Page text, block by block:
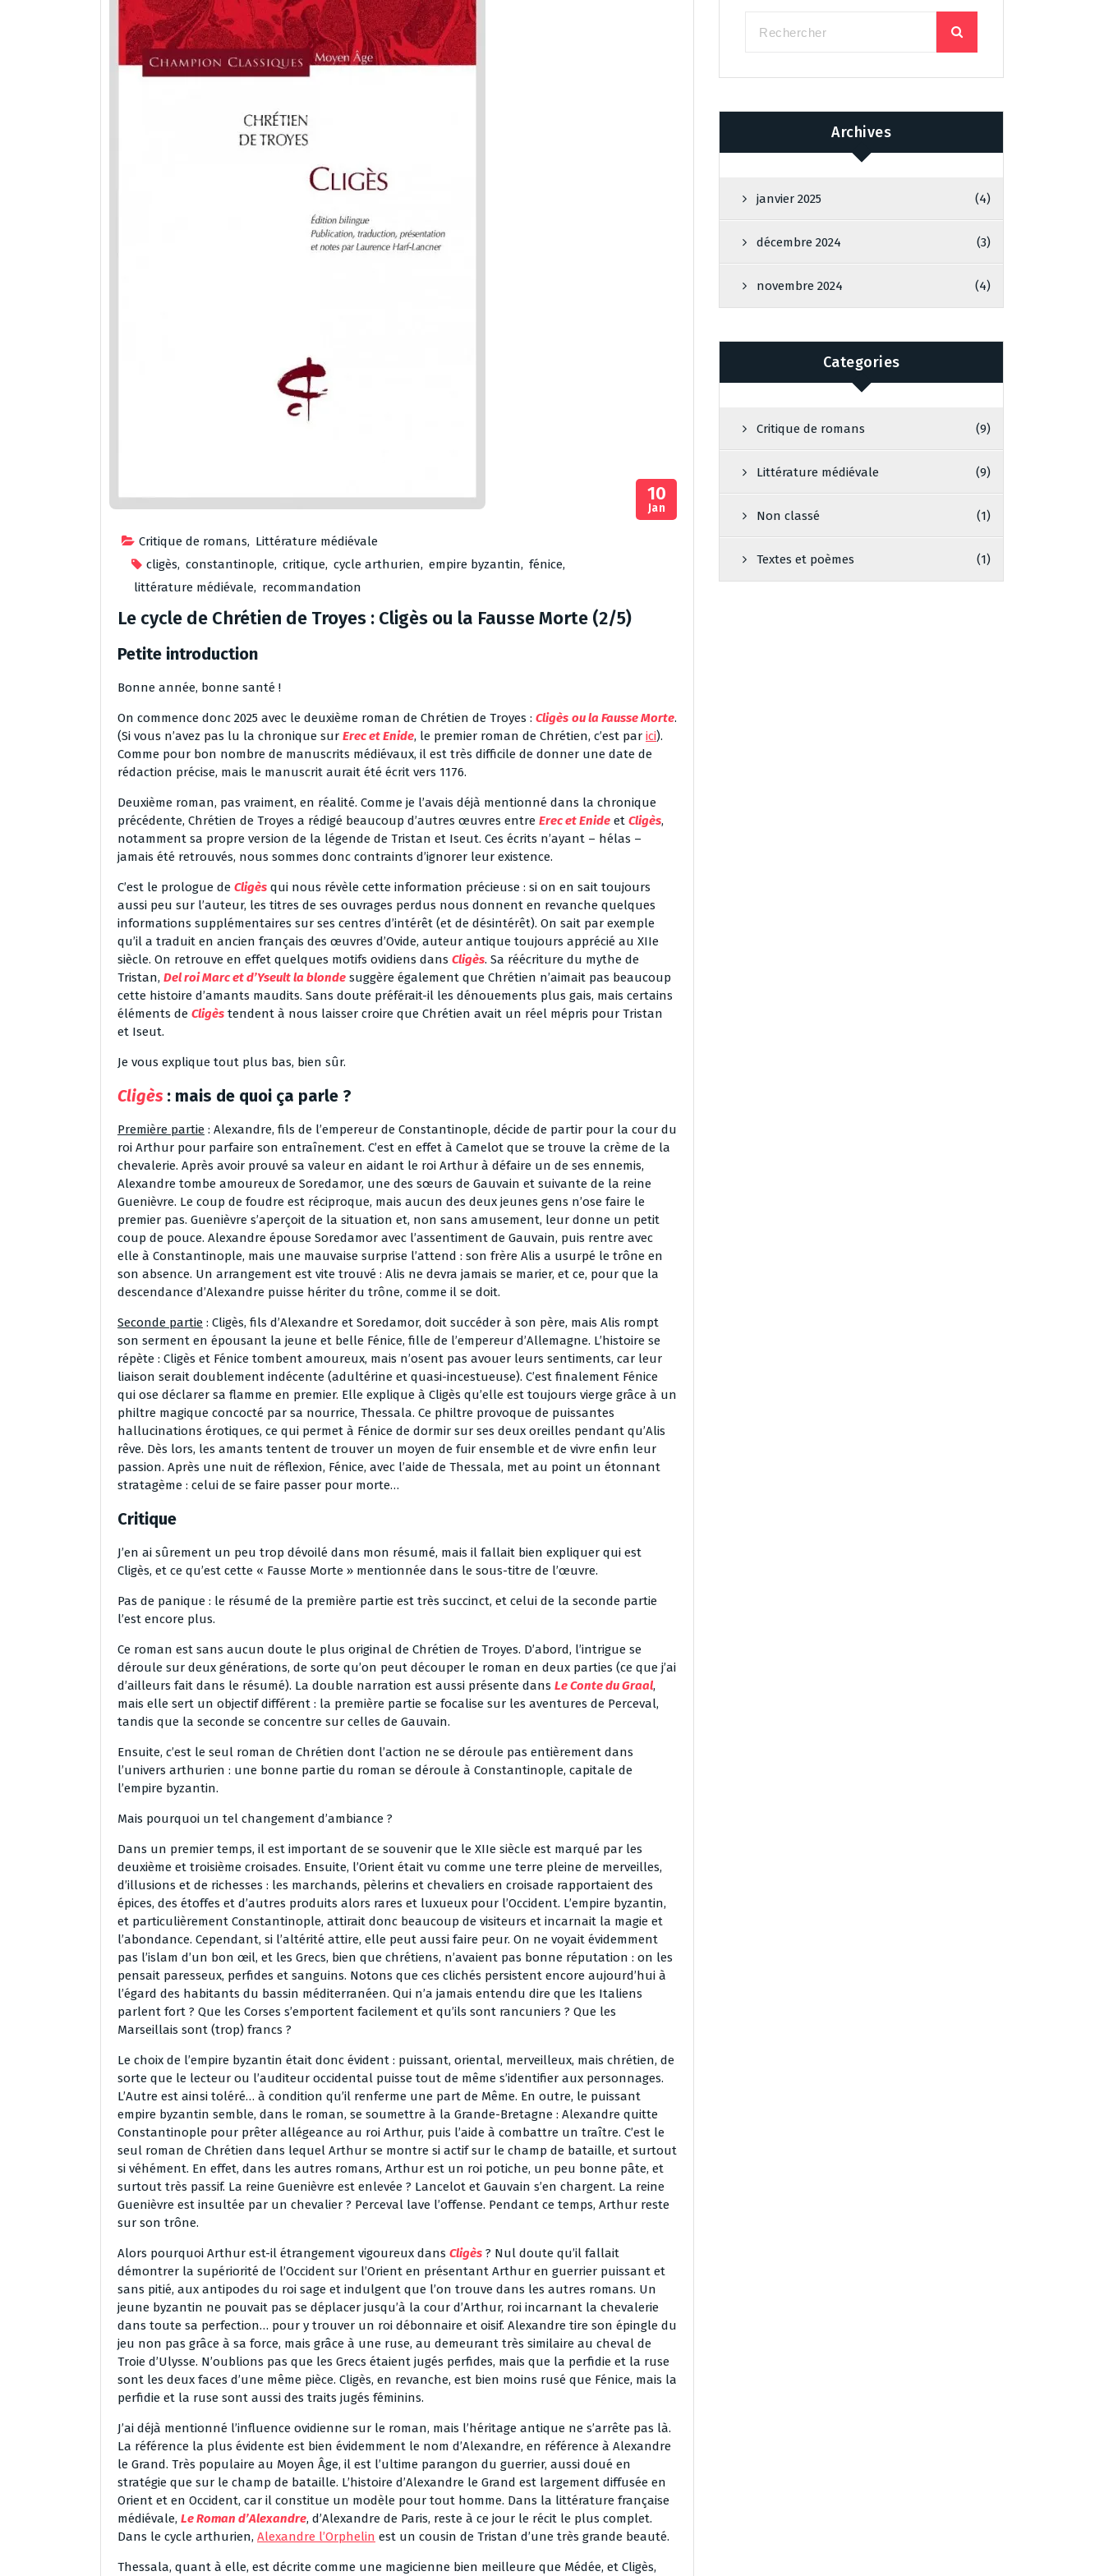
Critique de romans, Littérature médiévale
cligès, constantinople, critique, cycle arthurien, empire byzantin, fénice,
littérature médiévale, recommandation
10
Jan
Le cycle de Chrétien de Troyes : Cligès ou la Fausse Morte (2/5)
Petite introduction
Bonne année, bonne santé !
On commence donc 2025 avec le deuxième roman de Chrétien de Troyes : Cligès ou la Fausse Morte.
(Si vous n’avez pas lu la chronique sur Erec et Enide, le premier roman de Chrétien, c’est par ici).
Comme pour bon nombre de manuscrits médiévaux, il est très difficile de donner une date de
rédaction précise, mais le manuscrit aurait été écrit vers 1176.
Deuxième roman, pas vraiment, en réalité. Comme je l’avais déjà mentionné dans la chronique
précédente, Chrétien de Troyes a rédigé beaucoup d’autres œuvres entre Erec et Enide et Cligès,
notamment sa propre version de la légende de Tristan et Iseut. Ces écrits n’ayant – hélas –
jamais été retrouvés, nous sommes donc contraints d’ignorer leur existence.
C’est le prologue de Cligès qui nous révèle cette information précieuse : si on en sait toujours
aussi peu sur l’auteur, les titres de ses ouvrages perdus nous donnent en revanche quelques
informations supplémentaires sur ses centres d’intérêt (et de désintérêt). On sait par exemple
qu’il a traduit en ancien français des œuvres d’Ovide, auteur antique toujours apprécié au XIIe
siècle. On retrouve en effet quelques motifs ovidiens dans Cligès. Sa réécriture du mythe de
Tristan, Del roi Marc et d’Yseult la blonde suggère également que Chrétien n’aimait pas beaucoup
cette histoire d’amants maudits. Sans doute préférait-il les dénouements plus gais, mais certains
éléments de Cligès tendent à nous laisser croire que Chrétien avait un réel mépris pour Tristan
et Iseut.
Je vous explique tout plus bas, bien sûr.
Cligès : mais de quoi ça parle ?
Première partie : Alexandre, fils de l’empereur de Constantinople, décide de partir pour la cour du
roi Arthur pour parfaire son entraînement. C’est en effet à Camelot que se trouve la crème de la
chevalerie. Après avoir prouvé sa valeur en aidant le roi Arthur à défaire un de ses ennemis,
Alexandre tombe amoureux de Soredamor, une des sœurs de Gauvain et suivante de la reine
Guenièvre. Le coup de foudre est réciproque, mais aucun des deux jeunes gens n’ose faire le
premier pas. Guenièvre s’aperçoit de la situation et, non sans amusement, leur donne un petit
coup de pouce. Alexandre épouse Soredamor avec l’assentiment de Gauvain, puis rentre avec
elle à Constantinople, mais une mauvaise surprise l’attend : son frère Alis a usurpé le trône en
son absence. Un arrangement est vite trouvé : Alis ne devra jamais se marier, et ce, pour que la
descendance d’Alexandre puisse hériter du trône, comme il se doit.
Seconde partie : Cligès, fils d’Alexandre et Soredamor, doit succéder à son père, mais Alis rompt
son serment en épousant la jeune et belle Fénice, fille de l’empereur d’Allemagne. L’histoire se
répète : Cligès et Fénice tombent amoureux, mais n’osent pas avouer leurs sentiments, car leur
liaison serait doublement indécente (adultérine et quasi-incestueuse). C’est finalement Fénice
qui ose déclarer sa flamme en premier. Elle explique à Cligès qu’elle est toujours vierge grâce à un
philtre magique concocté par sa nourrice, Thessala. Ce philtre provoque de puissantes
hallucinations érotiques, ce qui permet à Fénice de dormir sur ses deux oreilles pendant qu’Alis
rêve. Dès lors, les amants tentent de trouver un moyen de fuir ensemble et de vivre enfin leur
passion. Après une nuit de réflexion, Fénice, avec l’aide de Thessala, met au point un étonnant
stratagème : celui de se faire passer pour morte…
Critique
J’en ai sûrement un peu trop dévoilé dans mon résumé, mais il fallait bien expliquer qui est
Cligès, et ce qu’est cette « Fausse Morte » mentionnée dans le sous-titre de l’œuvre.
Pas de panique : le résumé de la première partie est très succinct, et celui de la seconde partie
l’est encore plus.
Ce roman est sans aucun doute le plus original de Chrétien de Troyes. D’abord, l’intrigue se
déroule sur deux générations, de sorte qu’on peut découper le roman en deux parties (ce que j’ai
d’ailleurs fait dans le résumé). La double narration est aussi présente dans Le Conte du Graal,
mais elle sert un objectif différent : la première partie se focalise sur les aventures de Perceval,
tandis que la seconde se concentre sur celles de Gauvain.
Ensuite, c’est le seul roman de Chrétien dont l’action ne se déroule pas entièrement dans
l’univers arthurien : une bonne partie du roman se déroule à Constantinople, capitale de
l’empire byzantin.
Mais pourquoi un tel changement d’ambiance ?
Dans un premier temps, il est important de se souvenir que le XIIe siècle est marqué par les
deuxième et troisième croisades. Ensuite, l’Orient était vu comme une terre pleine de merveilles,
d’illusions et de richesses : les marchands, pèlerins et chevaliers en croisade rapportaient des
épices, des étoffes et d’autres produits alors rares et luxueux pour l’Occident. L’empire byzantin,
et particulièrement Constantinople, attirait donc beaucoup de visiteurs et incarnait la magie et
l’abondance. Cependant, si l’altérité attire, elle peut aussi faire peur. On ne voyait évidemment
pas l’islam d’un bon œil, et les Grecs, bien que chrétiens, n’avaient pas bonne réputation : on les
pensait paresseux, perfides et sanguins. Notons que ces clichés persistent encore aujourd’hui à
l’égard des habitants du bassin méditerranéen. Qui n’a jamais entendu dire que les Italiens
parlent fort ? Que les Corses s’emportent facilement et qu’ils sont rancuniers ? Que les
Marseillais sont (trop) francs ?
Le choix de l’empire byzantin était donc évident : puissant, oriental, merveilleux, mais chrétien, de
sorte que le lecteur ou l’auditeur occidental puisse tout de même s’identifier aux personnages.
L’Autre est ainsi toléré… à condition qu’il renferme une part de Même. En outre, le puissant
empire byzantin semble, dans le roman, se soumettre à la Grande-Bretagne : Alexandre quitte
Constantinople pour prêter allégeance au roi Arthur, puis l’aide à combattre un traître. C’est le
seul roman de Chrétien dans lequel Arthur se montre si actif sur le champ de bataille, et surtout
si véhément. En effet, dans les autres romans, Arthur est un roi potiche, un peu bonne pâte, et
surtout très passif. La reine Guenièvre est enlevée ? Lancelot et Gauvain s’en chargent. La reine
Guenièvre est insultée par un chevalier ? Perceval lave l’offense. Pendant ce temps, Arthur reste
sur son trône.
Alors pourquoi Arthur est-il étrangement vigoureux dans Cligès ? Nul doute qu’il fallait
démontrer la supériorité de l’Occident sur l’Orient en présentant Arthur en guerrier puissant et
sans pitié, aux antipodes du roi sage et indulgent que l’on trouve dans les autres romans. Un
jeune byzantin ne pouvait pas se déplacer jusqu’à la cour d’Arthur, roi incarnant la chevalerie
dans toute sa perfection… pour y trouver un roi débonnaire et oisif. Alexandre tire son épingle du
jeu non pas grâce à sa force, mais grâce à une ruse, au demeurant très similaire au cheval de
Troie d’Ulysse. N’oublions pas que les Grecs étaient jugés perfides, mais que la perfidie et la ruse
sont les deux faces d’une même pièce. Cligès, en revanche, est bien moins rusé que Fénice, mais la
perfidie et la ruse sont aussi des traits jugés féminins.
J’ai déjà mentionné l’influence ovidienne sur le roman, mais l’héritage antique ne s’arrête pas là.
La référence la plus évidente est bien évidemment le nom d’Alexandre, en référence à Alexandre
le Grand. Très populaire au Moyen Âge, il est l’ultime parangon du guerrier, aussi doué en
stratégie que sur le champ de bataille. L’histoire d’Alexandre le Grand est largement diffusée en
Orient et en Occident, car il constitue un modèle pour tout homme. Dans la littérature française
médiévale, Le Roman d’Alexandre, d’Alexandre de Paris, reste à ce jour le récit le plus complet.
Dans le cycle arthurien, Alexandre l’Orphelin est un cousin de Tristan d’une très grande beauté.
Thessala, quant à elle, est décrite comme une magicienne bien meilleure que Médée, et Cligès,
Archives
janvier 2025 (4)
décembre 2024 (3)
novembre 2024 (4)
Categories
Critique de romans (9)
Littérature médiévale (9)
Non classé (1)
Textes et poèmes (1)